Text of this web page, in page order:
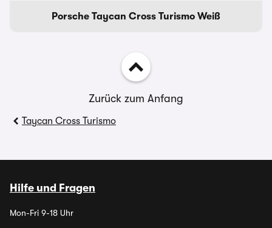
Porsche Taycan Cross Turismo Weiß
Zurück zum Anfang
Taycan Cross Turismo
Hilfe und Fragen
Mon-Fri 9-18 Uhr